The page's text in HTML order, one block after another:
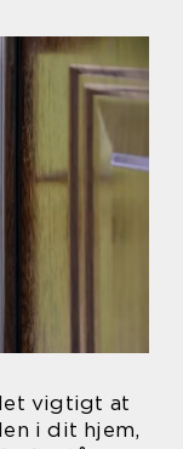
vigtigt at
i dit hjem,